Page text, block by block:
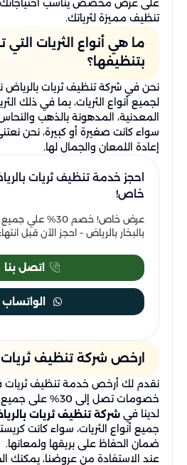
على عرض مخصص يناسب
تنظيف مميزة لثرياتك.
ما هي أنواع الثريات
بتنظيفها؟
نحن في شركة تنظيف ثريات
لجميع أنواع الثريات، بما في ذلك
المعدنية، المدهونة بالذهب
سواء كانت صغيرة أو كبيرة، نحن
إعادة اللمعان والجمال لها.
احجز خدمة تنظيف ثريات
خاص!
عرض خاص! خصم
بالبخار بالرياض – احجز الآن قبل
اتصل بنا
الواتساب
ارخص شركة تنظيف ثريات
نقدم لك أرخص خدمة تنظيف ثريات
خصومات تصل إلى
لدينا في شركة تنظيف ثريات
جميع أنواع الثريات، سواء كانت
ضمان الحفاظ على بريقها ولمعانها.
عند الاستفادة من عروضنا،